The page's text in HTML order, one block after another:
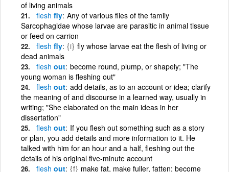
of living animals
flesh fly Any of various flies of the family
Sarcophagidae whose larvae are parasitic in animal tissue
or feed on carrion
flesh fly {i} fly whose larvae eat the flesh of living or
dead animals
flesh out become round, plump, or shapely; "The
young woman is fleshing out"
flesh out add details, as to an account or idea; clarify
the meaning of and discourse in a learned way, usually in
writing; "She elaborated on the main ideas in her
dissertation"
flesh out If you flesh out something such as a story
or plan, you add details and more information to it. He
talked with him for an hour and a half, fleshing out the
details of his original five-minute account
flesh out {f} make fat, make fuller, fatten; become